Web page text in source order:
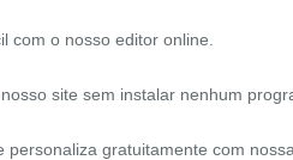
com o nosso editor online.
site sem instalar nenhum
personaliza gratuitamente com